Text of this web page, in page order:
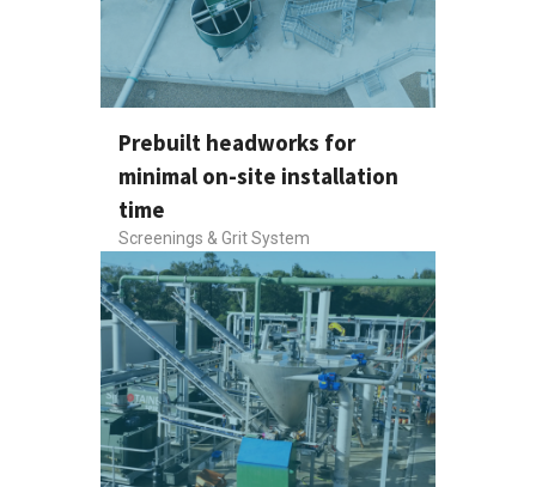
Prebuilt headworks for
minimal on-site installation
time
Screenings & Grit System